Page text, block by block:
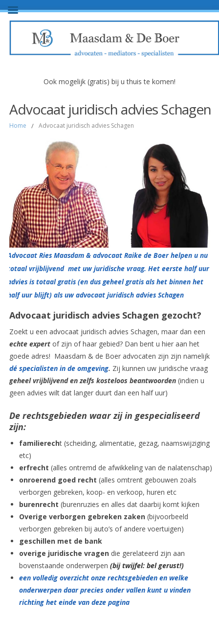
Ook mogelijk (gratis) bij u thuis te komen!
Advocaat juridisch advies Schagen
Home / Advocaat juridisch advies Schagen
Advocaat Ries Maasdam & advocaat Raike de Boer helpen u nu
totaal vrijblijvend met uw juridische vraag. Het eerste half uur
advies is totaal gratis (en dus geheel gratis als het binnen het
half uur blijft) als uw advocaat juridisch advies Schagen
Advocaat juridisch advies Schagen gezocht?
Zoekt u een advocaat juridisch advies Schagen, maar dan een
echte expert of zijn of haar gebied? Dan bent u hier aan het
goede adres! Maasdam & de Boer advocaten zijn zijn namelijk
dé specialisten in de omgeving. Zij kunnen uw juridische vraag
geheel vrijblijvend en zelfs kosteloos beantwoorden(indien u
geen advies wilt dat langer duurt dan een half uur)
De rechtsgebieden waar zij in gespecialiseerd
zijn:
familierecht (scheiding, alimentatie, gezag, naamswijziging
etc)
erfrecht (alles ontremd de afwikkeling van de nalatenschap)
onroerend goed recht (alles omtrent gebouwen zoals
verborgen gebreken, koop- en verkoop, huren etc
burenrecht (burenruzies en alles dat daarbij komt kijken
Overige verborgen gebreken zaken(bijvoorbeeld
verborgen gebreken bij auto’s of andere voertuigen)
geschillen met de bank
overige juridische vragen die gerelateerd zijn aan
bovenstaande onderwerpen (bij twijfel: bel gerust!)
een volledig overzicht onze rechtsgebieden en welke
onderwerpen daar precies onder vallen kunt u vinden
richting het einde van deze pagina